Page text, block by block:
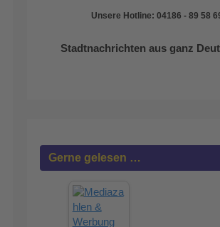
Unsere Hotline: 04186 - 89 58
Stadtnachrichten aus ganz
Gerne gelesen …